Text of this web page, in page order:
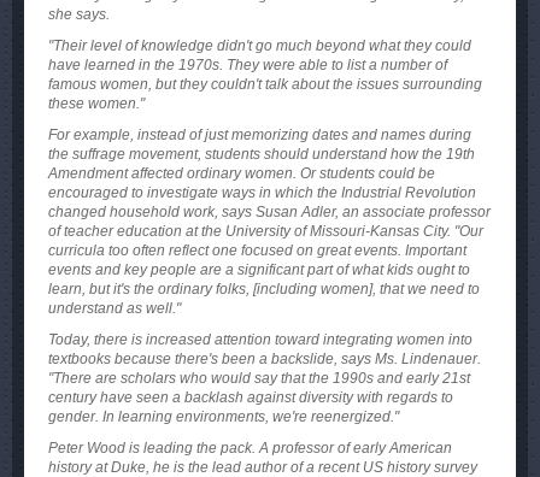
she says.
"Their level of knowledge didn't go much beyond what they could
have learned in the 1970s. They were able to list a number of
famous women, but they couldn't talk about the issues surrounding
these women."
For example, instead of just memorizing dates and names during
the suffrage movement, students should understand how the 19th
Amendment affected ordinary women. Or students could be
encouraged to investigate ways in which the Industrial Revolution
changed household work, says Susan Adler, an associate professor
of teacher education at the University of Missouri-Kansas City. "Our
curricula too often reflect one focused on great events. Important
events and key people are a significant part of what kids ought to
learn, but it's the ordinary folks, [including women], that we need to
understand as well."
Today, there is increased attention toward integrating women into
textbooks because there's been a backslide, says Ms. Lindenauer.
"There are scholars who would say that the 1990s and early 21st
century have seen a backlash against diversity with regards to
gender. In learning environments, we're reenergized."
Peter Wood is leading the pack. A professor of early American
history at Duke, he is the lead author of a recent US history survey